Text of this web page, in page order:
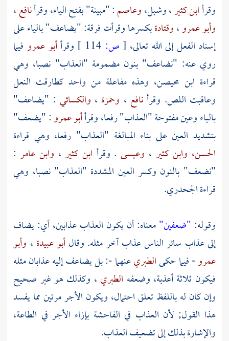
وقرأابن كثير،وشبل،وعاصم: "مبينة" بفتح الياء، وقرأنافع،
وأبو عمرو،وقتادةبكسرها وقرأت فرقة: "يضاعف" بالياء على
إسناد الفعل إلى الله تعالى، [ص: وقرأأبو عمرو فيما
روي عنه: "نضاعف" بنون مضمومة "العذاب" نصبا، وهي
قراءة ابن محيصن، وهذه مفاعلة من واحد كطارقت النعل
وعاقبت اللص. وقرأنافع ، وحمزة ، والكسائي : "يضاعف"
بالياء وعين مفتوحة "العذاب" رفعا، وقرأأبو عمرو: "يضعف"
بتشديد العين على بناء المبالغة "العذاب" رفعا، وهي قراءة
الحسن، وابن كثير ، وعيسى . وقرأ ابن كثير ، وابن عامر :
"نضعف" بالنون وكسر العين المشددة "العذاب" نصبا، وهي
قراءةالجحدري.
وقوله: "ضعفين"معناه: أن يكون العذاب عذابين، أي: يضاف
إلى عذاب سائر الناس عذاب آخر مثله. وقالأبو عبيدة ، وأبو
عمرو- فيما حكىالطبريعنهما -: بل يضاعف إليه عذابان مثله
فيكون ثلاثة أعذبة، وضعفه الطبري ، وكذلك هو غير صحيح
وإن كان له باللفظ تعلق احتمال، ويكون الأجر مرتين مما يفسد
هذا القول; لأن العذاب في الفاحشة بإزاء الأجر في الطاعة،
والإشارة بذلك إلى تضعيف العذاب.